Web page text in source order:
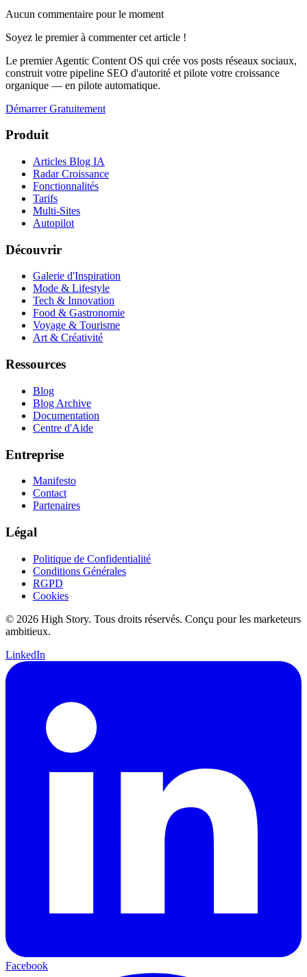
Aucun commentaire pour le moment
Soyez le premier à commenter cet article !
Le premier Agentic Content OS qui crée vos posts réseaux sociaux,
construit votre pipeline SEO d'autorité et pilote votre croissance
organique — en pilote automatique.
Démarrer Gratuitement
Produit
Articles Blog IA
Radar Croissance
Fonctionnalités
Tarifs
Multi-Sites
Autopilot
Découvrir
Galerie d'Inspiration
Mode & Lifestyle
Tech & Innovation
Food & Gastronomie
Voyage & Tourisme
Art & Créativité
Ressources
Blog
Blog Archive
Documentation
Centre d'Aide
Entreprise
Manifesto
Contact
Partenaires
Légal
Politique de Confidentialité
Conditions Générales
RGPD
Cookies
© 2026 High Story. Tous droits réservés. Conçu pour les marketeurs
ambitieux.
LinkedIn
Facebook